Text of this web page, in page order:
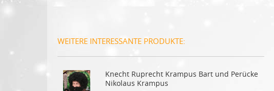
WEITERE INTERESSANTE PRODUKTE:
Knecht Ruprecht Krampus Bart und Perücke
Nikolaus Krampus